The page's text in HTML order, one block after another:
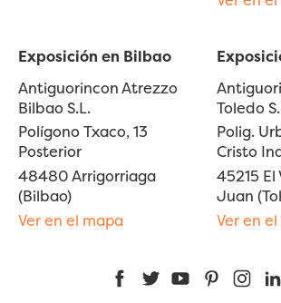
Exposición en Bilbao
Antiguorincon Atrezzo
Bilbao S.L.
Polígono Txaco, 13
Posterior
48480 Arrigorriaga
(Bilbao)
Ver en el mapa
Toledo
Polig.
Cristo
45215 El
Juan
Ver en
FacebookTwitterYouTubePinterest